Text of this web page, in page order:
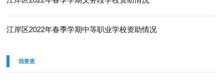
江岸区2022年春季学期中等职业学校资助情况
我要查